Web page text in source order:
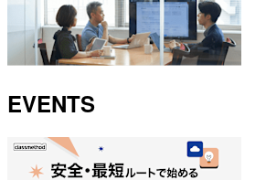
EVENTS